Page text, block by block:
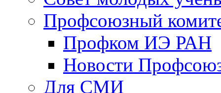
Профсоюзный
Профком ИЭ РАН
Новости
Для СМИ